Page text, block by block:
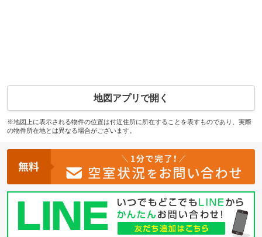
地図アプリで開く
※地図上に表示される物件の位置は付近住所に所在することを表すものであり、実際
の物件所在地とは異なる場合がございます。